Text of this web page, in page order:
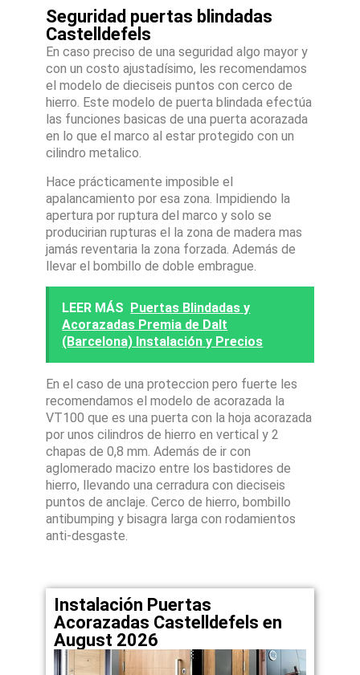
Seguridad puertas blindadas
Castelldefels
En caso preciso de una seguridad algo mayor y
con un costo ajustadísimo, les recomendamos
el modelo de dieciseis puntos con cerco de
hierro. Este modelo de puerta blindada efectúa
las funciones basicas de una puerta acorazada
en lo que el marco al estar protegido con un
cilindro metalico.
Hace prácticamente imposible el
apalancamiento por esa zona. Impidiendo la
apertura por ruptura del marco y solo se
producirian rupturas el la zona de madera mas
jamás reventaria la zona forzada. Además de
llevar el bombillo de doble embrague.
LEER MÁS Puertas Blindadas y
Acorazadas Premia de Dalt
(Barcelona) Instalación y Precios
En el caso de una proteccion pero fuerte les
recomendamos el modelo de acorazada la
VT100 que es una puerta con la hoja acorazada
por unos cilindros de hierro en vertical y 2
chapas de 0,8 mm. Además de ir con
aglomerado macizo entre los bastidores de
hierro, llevando una cerradura con dieciseis
puntos de anclaje. Cerco de hierro, bombillo
antibumping y bisagra larga con rodamientos
anti-desgaste.
Instalación Puertas
Acorazadas Castelldefels en
August 2026